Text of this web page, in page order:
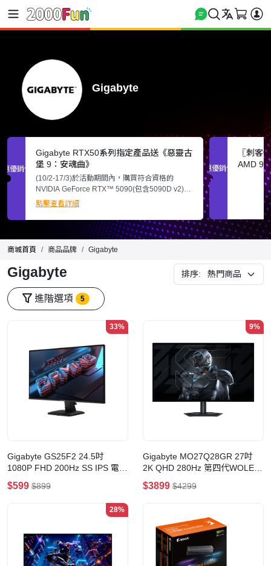
Gigabyte
促銷優惠
Gigabyte RTX50系列指定產品送《惡靈古
堡 9：安魂曲》
(10/2-17/3)於活動期間內，購買符合資格的
NVIDIA GeForce RTX™ 5090(包含5090D v2)、
5080、5070 Ti、5070 桌上型電腦或顯示卡，或
5070 筆電 GPU 的筆記型電腦，即可獲得《惡靈
古堡 9：安魂曲》，兌換方式請參閲詳情頁。
點擊查看詳細
促銷優惠
〖刺客
AMD
【
商城首頁 商品品牌 Gigabyte
Gigabyte 排序:
進階選項 5
33%
Gigabyte GS25F2 24.5吋
1080P FHD 200Hz SS IPS 電競
顯示器
$599 $899
9%
Gigabyte MO27Q28GR 27吋
2K QHD 280Hz 第四代WOLED
電競顯示器
$3899 $4299
28%